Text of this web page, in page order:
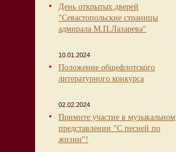
День открытых дверей
"Севастопольские страницы
адмирала М.П.Лазарева"
10.01.2024
Положение общефлотского
литературного конкурса
02.02.2024
Примите участие в музыкальном
представлении "С песней по
жизни"!